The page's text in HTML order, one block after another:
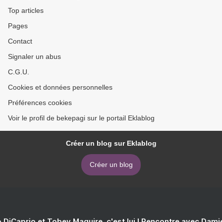
(Litterature Francaise)
Top articles
Pages
Contact
Signaler un abus
C.G.U.
Cookies et données personnelles
Préférences cookies
Voir le profil de bekepagi sur le portail Eklablog
Créer un blog sur Eklablog
Créer un blog